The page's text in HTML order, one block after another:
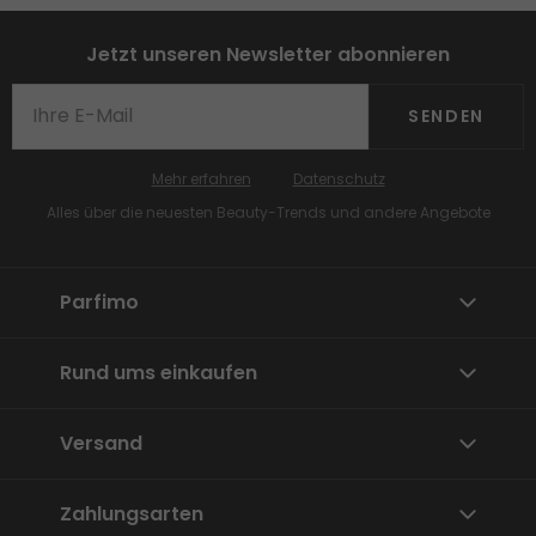
Jetzt unseren Newsletter abonnieren
SENDEN
Alles über die neuesten Beauty-Trends und andere Angebote
Mehr erfahren Datenschutz
Parfimo
Rund ums einkaufen
Versand
Zahlungsarten